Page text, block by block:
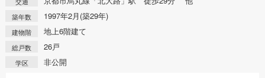
築年数 1997年2月(築29年)
建物階 地上6階建て
総戸数 26戸
学区 非公開